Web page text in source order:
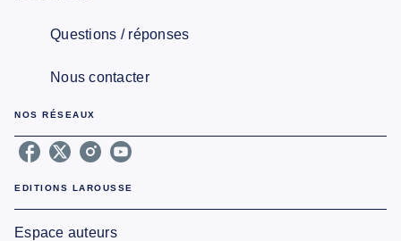
Questions / réponses
Nous contacter
NOS RÉSEAUX
EDITIONS LAROUSSE
Espace auteurs